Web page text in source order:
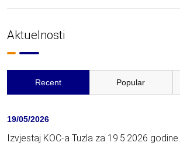
Aktuelnosti
Recent Popular
19/05/2026
Izvjestaj KOC-a Tuzla za 19.5.2026 godine.